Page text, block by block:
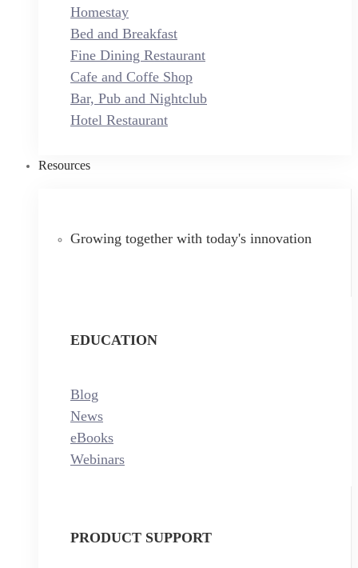
Homestay
Bed and Breakfast
Fine Dining Restaurant
Cafe and Coffe Shop
Bar, Pub and Nightclub
Hotel Restaurant
Resources
Growing together with today's innovation
EDUCATION
Blog
News
eBooks
Webinars
PRODUCT SUPPORT